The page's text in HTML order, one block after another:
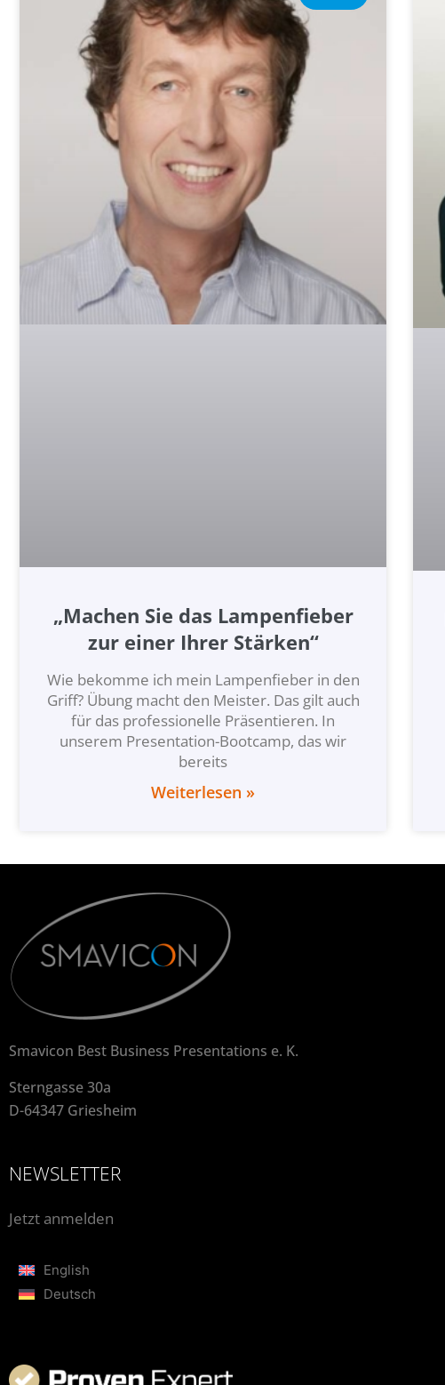
„Machen Sie das Lampenfieber
zur einer Ihrer Stärken“
Wie bekomme ich mein Lampenfieber in den
Griff? Übung macht den Meister. Das gilt auch
für das professionelle Präsentieren. In
unserem Presentation-Bootcamp, das wir
bereits
Weiterlesen »
Smavicon Best Business Presentations e. K.
Sterngasse 30a
D-64347 Griesheim
NEWSLETTER
Jetzt anmelden
English
Deutsch